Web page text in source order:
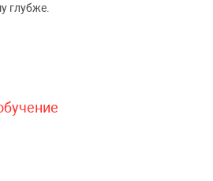
глубже.